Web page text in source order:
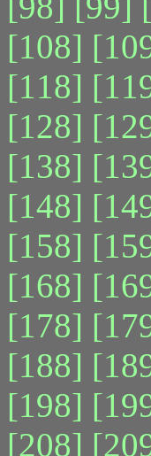
[108]
[118]
[128]
[138]
[148]
[158]
[168]
[178]
[188]
[198]
[208]